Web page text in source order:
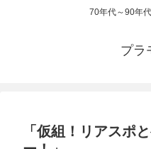
70年代～90年
プラ
「仮組！リアスポ